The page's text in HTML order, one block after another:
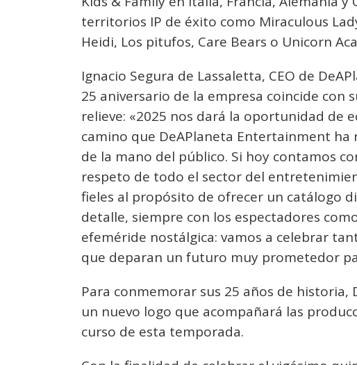
territorios IP de éxito como Miraculous
Heidi, Los pitufos, Care Bears o Unicorn
Ignacio Segura de Lassaletta, CEO de
25 aniversario de la empresa coincide
relieve: «2025 nos dará la oportunidad de
camino que DeAPlaneta Entertainment
de la mano del público. Si hoy contamos
respeto de todo el sector del
fieles al propósito de ofrecer un catálogo
detalle, siempre con los espectadores
efeméride nostálgica: vamos a celebrar
que deparan un futuro muy prometedor
Para conmemorar sus 25 años de
un nuevo logo que acompañará las
curso de esta temporada.